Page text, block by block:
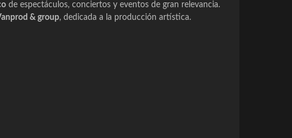
de espectáculos, conciertos y eventos de gran relevancia.
& group, dedicada a la producción artística.